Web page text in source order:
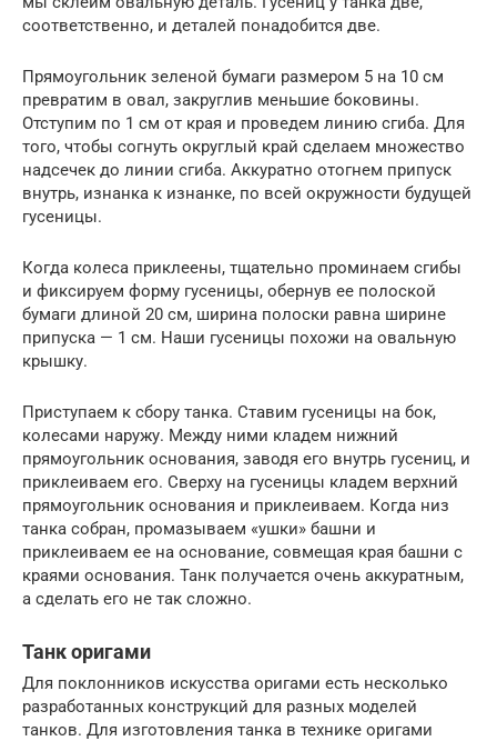
соответственно, и деталей понадобится две.
Прямоугольник зеленой бумаги размером 5 на 10 см
превратим в овал, закруглив меньшие боковины.
Отступим по 1 см от края и проведем линию сгиба. Для
того, чтобы согнуть округлый край сделаем множество
надсечек до линии сгиба. Аккуратно отогнем припуск
внутрь, изнанка к изнанке, по всей окружности будущей
гусеницы.
Когда колеса приклеены, тщательно проминаем сгибы
и фиксируем форму гусеницы, обернув ее полоской
бумаги длиной 20 см, ширина полоски равна ширине
припуска — 1 см. Наши гусеницы похожи на овальную
крышку.
Приступаем к сбору танка. Ставим гусеницы на бок,
колесами наружу. Между ними кладем нижний
прямоугольник основания, заводя его внутрь гусениц, и
приклеиваем его. Сверху на гусеницы кладем верхний
прямоугольник основания и приклеиваем. Когда низ
танка собран, промазываем «ушки» башни и
приклеиваем ее на основание, совмещая края башни с
краями основания. Танк получается очень аккуратным,
а сделать его не так сложно.
Танк оригами
Для поклонников искусства оригами есть несколько
разработанных конструкций для разных моделей
танков. Для изготовления танка в технике оригами